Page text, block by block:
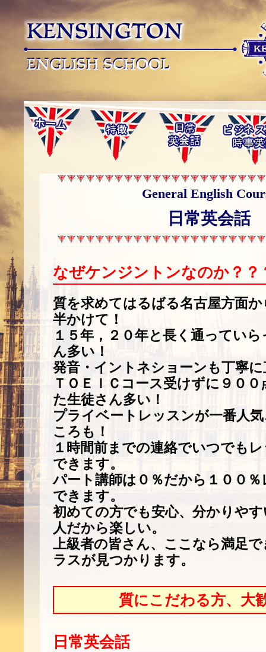
General English
日常英会話
なぜケンジントンなのか？？
質を求めてはるばる名古屋方面
半かけて！
１５年，２０年と長く通ってい
ん多い！
発音・イントネショーンも丁寧
ＴＯＥＩＣコース受けずに９０
た生徒さん多い！
プライベートレッスンが一番人
ころも！
１時間前までの連絡でいつでも
できます。
パート講師は０％だから１００
できます。
初めての方でも安心、分かりや
人だから楽しい。
上級者の皆さん、ここなら満足
ラスが見つかります。
質にこだわる方、大
日常英会話